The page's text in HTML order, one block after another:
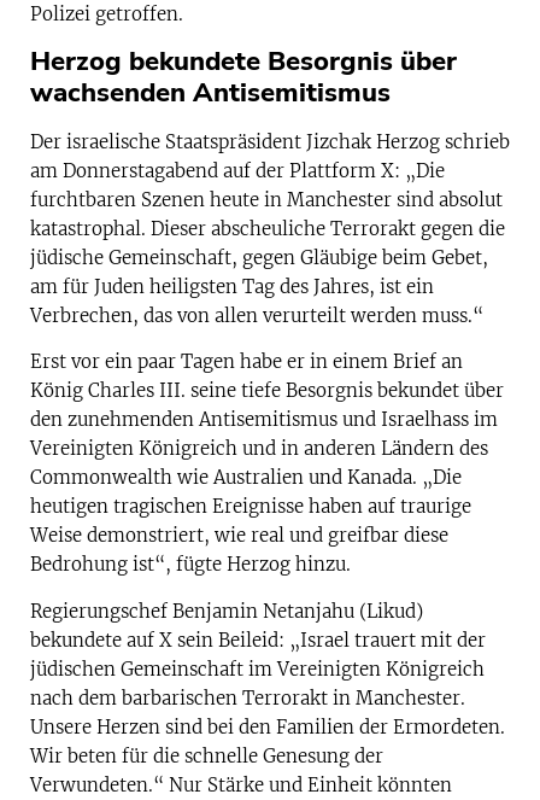
Polizei getroffen.
Herzog bekundete Besorgnis über
wachsenden Antisemitismus
Der israelische Staatspräsident Jizchak Herzog schrieb
am Donnerstagabend auf der Plattform X: „Die
furchtbaren Szenen heute in Manchester sind absolut
katastrophal. Dieser abscheuliche Terrorakt gegen die
jüdische Gemeinschaft, gegen Gläubige beim Gebet,
am für Juden heiligsten Tag des Jahres, ist ein
Verbrechen, das von allen verurteilt werden muss.“
Erst vor ein paar Tagen habe er in einem Brief an
König Charles III. seine tiefe Besorgnis bekundet über
den zunehmenden Antisemitismus und Israelhass im
Vereinigten Königreich und in anderen Ländern des
Commonwealth wie Australien und Kanada. „Die
heutigen tragischen Ereignisse haben auf traurige
Weise demonstriert, wie real und greifbar diese
Bedrohung ist“, fügte Herzog hinzu.
Regierungschef Benjamin Netanjahu (Likud)
bekundete auf X sein Beileid: „Israel trauert mit der
jüdischen Gemeinschaft im Vereinigten Königreich
nach dem barbarischen Terrorakt in Manchester.
Unsere Herzen sind bei den Familien der Ermordeten.
Wir beten für die schnelle Genesung der
Verwundeten.“ Nur Stärke und Einheit könnten